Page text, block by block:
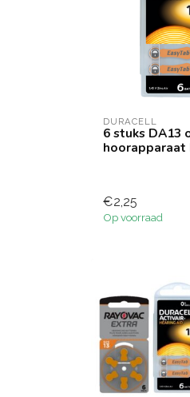
DURACELL
6 stuks DA13
€2,25
Op voorraad